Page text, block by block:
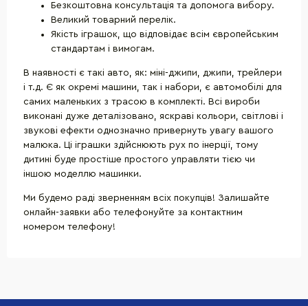
Безкоштовна консультація та допомога вибору.
Великий товарний перелік.
Якість іграшок, що відповідає всім європейським
стандартам і вимогам.
В наявності є такі авто, як: міні-джипи, джипи, трейлери
і т.д. Є як окремі машини, так і набори, є автомобілі для
самих маленьких з трасою в комплекті. Всі вироби
виконані дуже деталізовано, яскраві кольори, світлові і
звукові ефекти однозначно привернуть увагу вашого
малюка. Ці іграшки здійснюють рух по інерції, тому
дитині буде простіше простого управляти тією чи
іншою моделлю машинки.
Ми будемо раді зверненням всіх покупців! Залишайте
онлайн-заявки або телефонуйте за контактним
номером телефону!